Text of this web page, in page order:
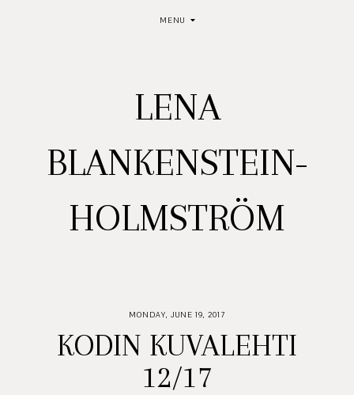
MENU
LENA
BLANKENSTEIN-
HOLMSTRÖM
MONDAY, JUNE 19, 2017
KODIN KUVALEHTI
12/17